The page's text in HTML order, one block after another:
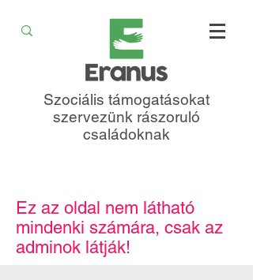
Szociális támogatásokat
szervezünk rászoruló
családoknak
Ez az oldal nem látható
mindenki számára, csak az
adminok látják!